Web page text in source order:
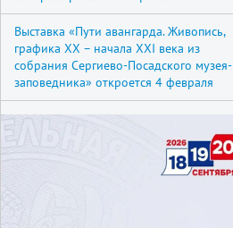
Выставка «Пути авангарда. Живопись,
графика XX – начала XXI века из
собрания Сергиево-Посадского музея-
заповедника» откроется 4 февраля